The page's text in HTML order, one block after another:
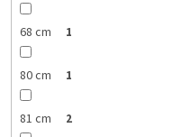
68 cm 1
80 cm 1
81 cm 2